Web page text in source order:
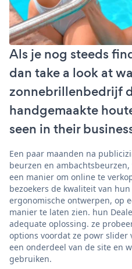
Als je nog steeds
dan take a look at
zonnebrillenbedrijf
handgemaakte
seen in their
Een paar maanden na
beurzen en
een manier om online te
bezoekers de kwaliteit van
ergonomische ontwerpen, op
manier te laten zien. hun
adequate oplossing. ze
options voordat ze powr slider
een onderdeel van de site en
gebruiken.